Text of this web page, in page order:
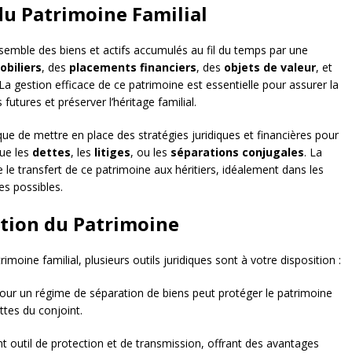
Patrimoine Familial
des biens et actifs accumulés au fil du temps par une
, des placements financiers, des objets de valeur, et
gestion efficace de ce patrimoine est essentielle pour assurer la
et préserver l’héritage familial.
de mettre en place des stratégies juridiques et financières pour
les dettes, les litiges, ou les séparations conjugales. La
le transfert de ce patrimoine aux héritiers, idéalement dans les
possibles.
du Patrimoine
familial, plusieurs outils juridiques sont à votre disposition :
un régime de séparation de biens peut protéger le patrimoine
du conjoint.
outil de protection et de transmission, offrant des avantages